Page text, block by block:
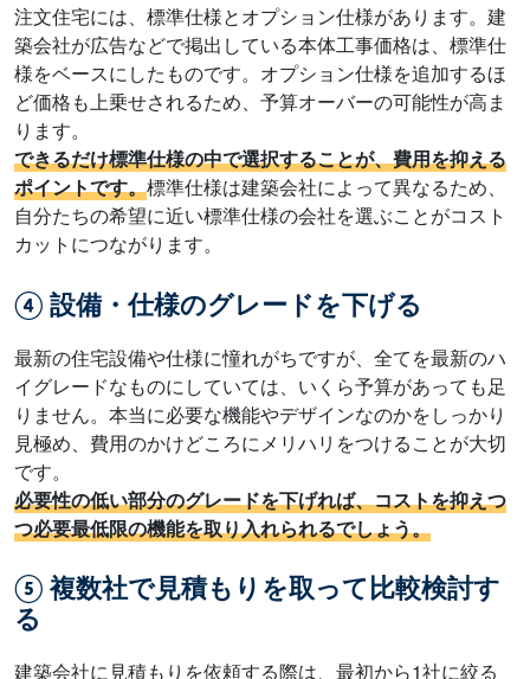
注文住宅には、標準仕様とオプション仕様があります。建
築会社が広告などで掲出している本体工事価格は、標準仕
様をベースにしたものです。オプション仕様を追加するほ
ど価格も上乗せされるため、予算オーバーの可能性が高ま
ります。
できるだけ標準仕様の中で選択することが、費用を抑える
ポイントです。標準仕様は建築会社によって異なるため、
自分たちの希望に近い標準仕様の会社を選ぶことがコスト
カットにつながります。
④ 設備・仕様のグレードを下げる
最新の住宅設備や仕様に憧れがちですが、全てを最新のハ
イグレードなものにしていては、いくら予算があっても足
りません。本当に必要な機能やデザインなのかをしっかり
見極め、費用のかけどころにメリハリをつけることが大切
です。
必要性の低い部分のグレードを下げれば、コストを抑えつ
つ必要最低限の機能を取り入れられるでしょう。
⑤ 複数社で見積もりを取って比較検討す
る
建築会社に見積もりを依頼する際は、最初から1社に絞る